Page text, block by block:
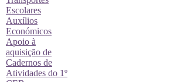
Escolares
Auxílios
Económicos
Apoio à
aquisição de
Cadernos de
Atividades do 1º